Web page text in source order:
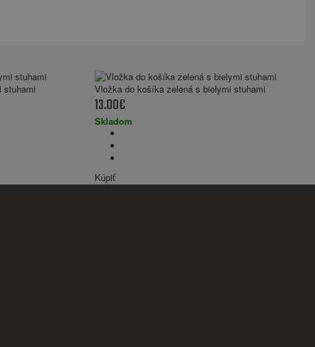
stuhami Vložka do košíka zelená s bielymi stuhami
13.00€
Skladom
Kúpiť